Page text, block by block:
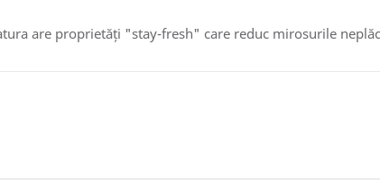
are proprietăți "stay-fresh" care reduc mirosurile